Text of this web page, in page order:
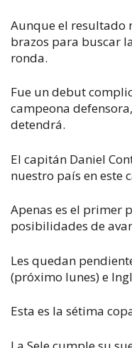
Aunque el resultado
brazos para buscar
ronda.
Fue un debut
campeona
detendrá.
El capitán Daniel
nuestro país en este
Apenas es el primer
posibilidades de
Les quedan
(próximo lunes) e
Esta es la sétima